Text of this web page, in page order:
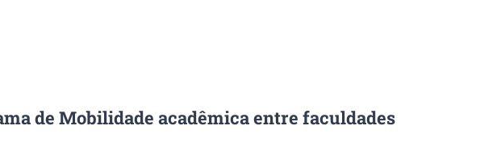
de Mobilidade acadêmica entre faculdades